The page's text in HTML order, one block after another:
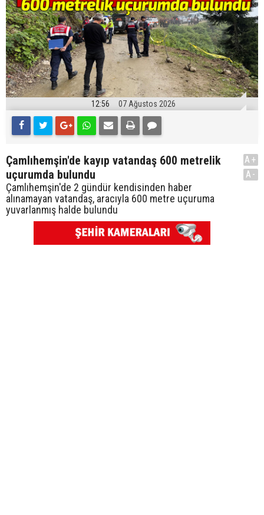
12:56 07 Ağustos 2026
Çamlıhemşin'de kayıp vatandaş 600 metrelik
uçurumda bulundu
Çamlıhemşin'de 2 gündür kendisinden haber
alınamayan vatandaş, aracıyla 600 metre uçuruma
yuvarlanmış halde bulundu
A+
A-